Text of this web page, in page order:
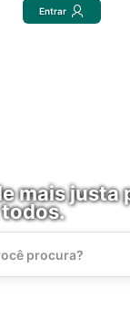
Entrar
mais justa
todos.